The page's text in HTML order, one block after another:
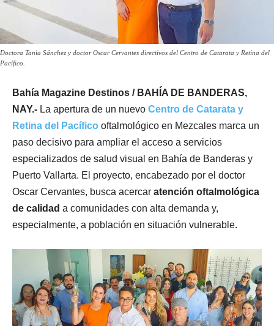
Doctora Tania Sánchez y doctor Oscar Cervantes directivos del Centro de Catarata y Retina del
Pacífico.
Bahía Magazine Destinos / BAHÍA DE BANDERAS,
NAY.- La apertura de un nuevo Centro de Catarata y
Retina del Pacífico oftalmológico en Mezcales marca un
paso decisivo para ampliar el acceso a servicios
especializados de salud visual en Bahía de Banderas y
Puerto Vallarta. El proyecto, encabezado por el doctor
Oscar Cervantes, busca acercar atención oftalmológica
de calidad a comunidades con alta demanda y,
especialmente, a población en situación vulnerable.